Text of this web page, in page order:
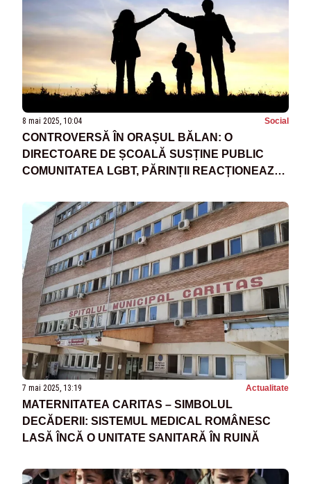
8 mai 2025, 10:04 Social
CONTROVERSĂ ÎN ORAȘUL BĂLAN: O
DIRECTOARE DE ȘCOALĂ SUSȚINE PUBLIC
COMUNITATEA LGBT, PĂRINȚII REACȚIONEAZĂ
7 mai 2025, 13:19 Actualitate
MATERNITATEA CARITAS – SIMBOLUL
DECĂDERII: SISTEMUL MEDICAL ROMÂNESC
LASĂ ÎNCĂ O UNITATE SANITARĂ ÎN RUINĂ